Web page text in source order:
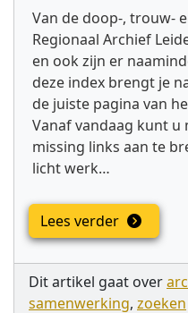
Van de doop-, trouw-
Regionaal Archief
en ook zijn er
deze index brengt je
de juiste pagina van
Vanaf vandaag kunt u
missing links aan te
licht werk…
Lees verder
Dit artikel gaat over
samenwerking, zoeken